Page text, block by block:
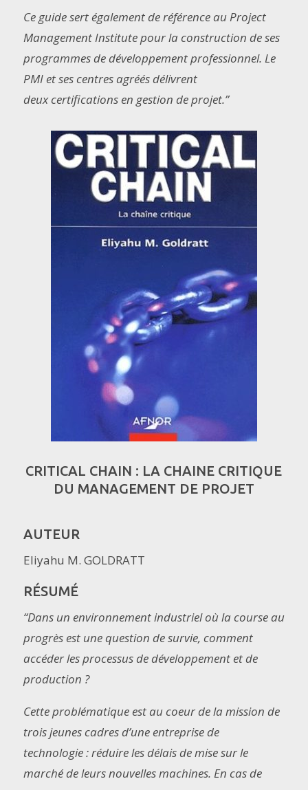
Ce guide sert également de référence au Project
Management Institute pour la construction de ses
programmes de développement professionnel. Le
PMI et ses centres agréés délivrent
deux certifications en gestion de projet.”
CRITICAL CHAIN : LA CHAINE CRITIQUE
DU MANAGEMENT DE PROJET
AUTEUR
Eliyahu M. GOLDRATT
RÉSUMÉ
“Dans un environnement industriel où la course au
progrès est une question de survie, comment
accéder les processus de développement et de
production ?
Cette problématique est au coeur de la mission de
trois jeunes cadres d’une entreprise de
technologie : réduire les délais de mise sur le
marché de leurs nouvelles machines. En cas de